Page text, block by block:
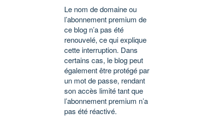
Le nom de domaine ou
l’abonnement premium de
ce blog n’a pas été
renouvelé, ce qui explique
cette interruption. Dans
certains cas, le blog peut
également être protégé par
un mot de passe, rendant
son accès limité tant que
l’abonnement premium n’a
pas été réactivé.